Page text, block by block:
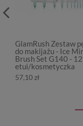
GlamRush Zestaw
do makijażu - Ice
Brush Set G140 -
etui/kosmetyczka
57,10 zł